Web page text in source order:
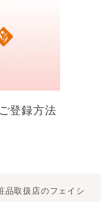
登録方法
品取扱店のフェイシ